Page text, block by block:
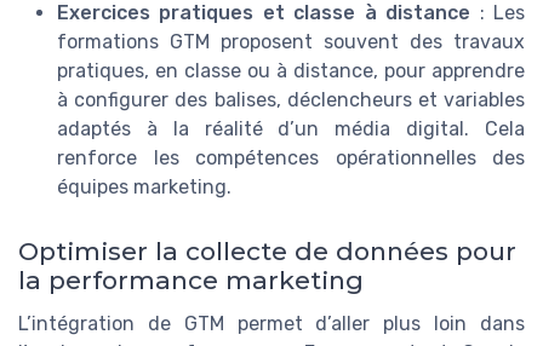
Exercices pratiques et classe à distance : Les
formations GTM proposent souvent des travaux
pratiques, en classe ou à distance, pour apprendre
à configurer des balises, déclencheurs et variables
adaptés à la réalité d’un média digital. Cela
renforce les compétences opérationnelles des
équipes marketing.
Optimiser la collecte de données pour
la performance marketing
L’intégration de GTM permet d’aller plus loin dans